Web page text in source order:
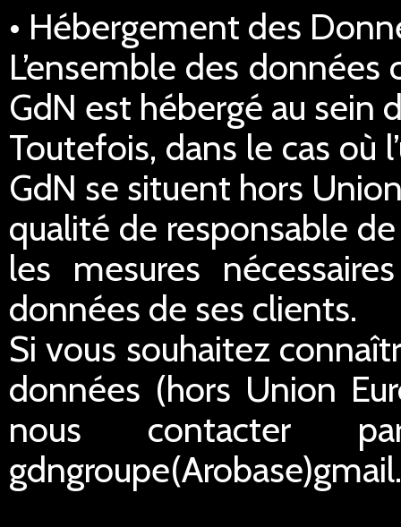
• Hébergement des
L’ensemble des
GdN est hébergé au sein
Toutefois, dans le cas où
GdN se situent hors
qualité de responsable
les mesures
données de ses clients.
Si vous souhaitez
données (hors Union
nous contacter